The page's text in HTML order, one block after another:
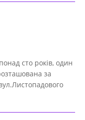
сто років, один
за